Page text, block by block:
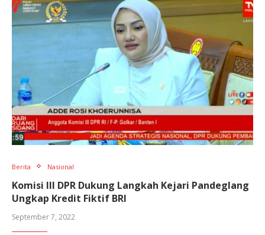
Berita Nasional
Komisi III DPR Dukung Langkah Kejari Pandeglang
Ungkap Kredit Fiktif BRI
September 7, 2022